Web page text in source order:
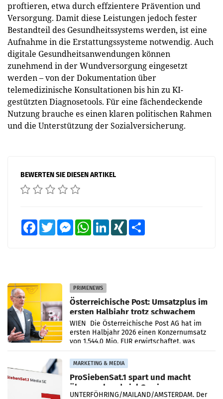
proftieren, etwa durch effzientere Prävention und
Versorgung. Damit diese Leistungen jedoch fester
Bestandteil des Gesundheitssystems werden, ist eine
Aufnahme in die Erstattungssysteme notwendig. Auch
digitale Gesundheitsanwendungen können
zunehmend in der Wundversorgung eingesetzt
werden – von der Dokumentation über
telemedizinische Konsultationen bis hin zu KI-
gestützten Diagnosetools. Für eine fächendeckende
Nutzung brauche es einen klaren politischen Rahmen
und die Unterstützung der Sozialversicherung.
BEWERTEN SIE DIESEN ARTIKEL
FacebookTwitter MessengerWhatsAppLinkedInXING
PRIMENEWS
Österreichische Post: Umsatzplus im
ersten Halbjahr trotz schwachem
Briefgeschäft
WIEN Die Österreichische Post AG hat im
ersten Halbjahr 2026 einen Konzernumsatz
von 1.544,0 Mio. EUR erwirtschaftet, was
einem Plus von 3,8 Prozent gegenüber dem
Vergleichszeitraum
MARKETING & MEDIA
ProSiebenSat.1 spart und macht
überraschend viel Gewinn
UNTERFÖHRING/MAILAND/AMSTERDAM. Der